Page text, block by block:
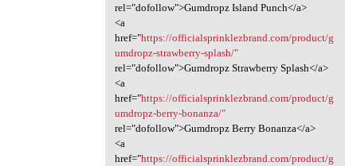
rel="dofollow">Gumdropz Island Punch</a>
<a
href="https://officialsprinklezbrand.com/product/g
umdropz-strawberry-splash/"
rel="dofollow">Gumdropz Strawberry Splash</a>
<a
href="https://officialsprinklezbrand.com/product/g
umdropz-berry-bonanza/"
rel="dofollow">Gumdropz Berry Bonanza</a>
<a
href="https://officialsprinklezbrand.com/product/g